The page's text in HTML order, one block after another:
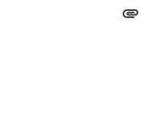
attachment